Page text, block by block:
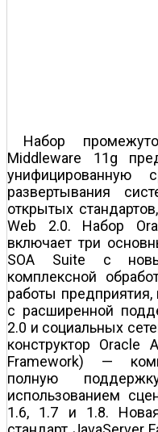
Набор
Middleware 11g
унифицированную
развертывания
открытых
Web 2.0. Набор
включает три
SOA Suite с
комплексной
работы предприятия,
с расширенной
2.0 и социальных
конструктор Oracle
Framework) —
полную
использованием
1.6, 1.7 и 1.8.